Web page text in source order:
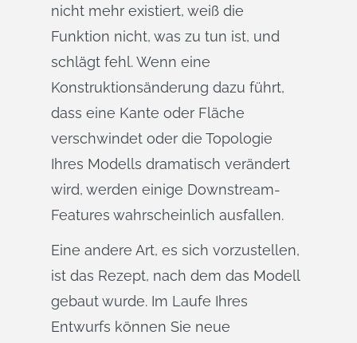
nicht mehr existiert, weiß die
Funktion nicht, was zu tun ist, und
schlägt fehl. Wenn eine
Konstruktionsänderung dazu führt,
dass eine Kante oder Fläche
verschwindet oder die Topologie
Ihres Modells dramatisch verändert
wird, werden einige Downstream-
Features wahrscheinlich ausfallen.
Eine andere Art, es sich vorzustellen,
ist das Rezept, nach dem das Modell
gebaut wurde. Im Laufe Ihres
Entwurfs können Sie neue